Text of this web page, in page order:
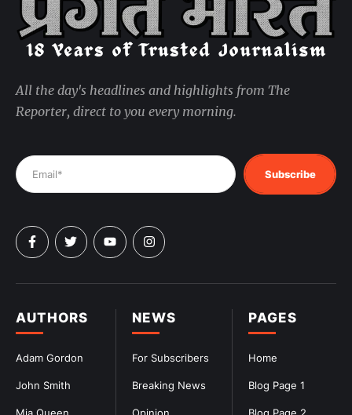
PAGES
Home
Blog Page 1
NEWS
For Subscribers
Breaking News
AUTHORS
Adam Gordon
John Smith
All the day's headlines and highlights from The
Reporter, direct to you every morning.
Subscribe